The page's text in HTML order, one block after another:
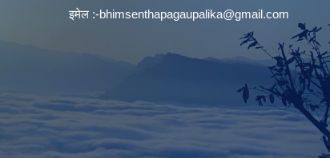
इमेल :-bhimsenthapagaupalika@gmail.com